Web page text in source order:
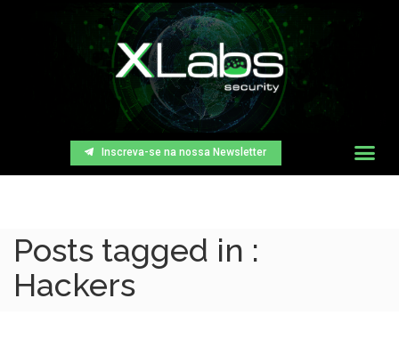
Inscreva-se na nossa Newsletter
Posts tagged in :
Hackers